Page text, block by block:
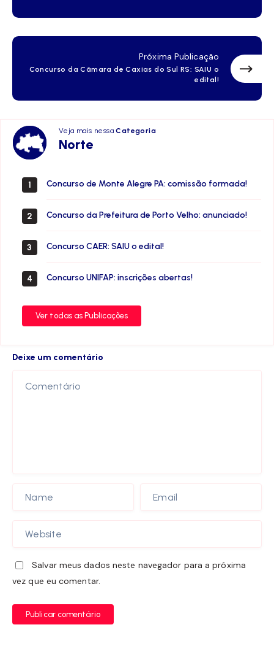
Próxima Publicação
Concurso da Câmara de Caxias do Sul RS: SAIU o
edital!
Veja mais nessaCategoria
Norte
Norte
1 Concurso de Monte Alegre PA: comissão formada!
2 Concurso da Prefeitura de Porto Velho: anunciado!
3 Concurso CAER: SAIU o edital!
4 Concurso UNIFAP: inscrições abertas!
Ver todas as Publicações
Deixe um comentário
Salvar meus dados neste navegador para a próxima
vez que eu comentar.
Publicar comentário